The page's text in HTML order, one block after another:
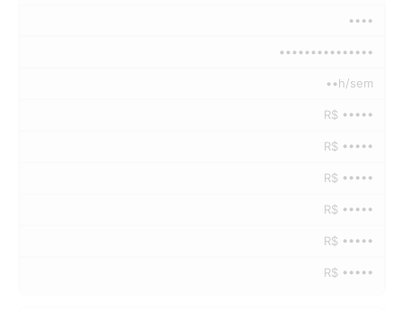
••••
•••••••••••••••
••h/sem
R$ •••••
R$ •••••
R$ •••••
R$ •••••
R$ •••••
R$ •••••